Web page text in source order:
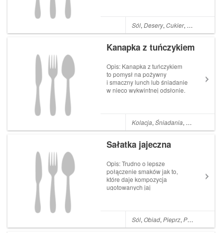
łatwo. Składniki: 1 i ⅓
szklanki mąki 1 łyżeczka
Sól,Desery,Cukier, Mąka
Kanapka z tuńczykiem
Opis: Kanapka z tuńczykiem
to pomysł na pożywny
i smaczny lunch lub śniadanie
w nieco wykwintnej odsłonie.
Składniki: 1 długa bułka
pszenna Kilka listków sałaty 1
Kolacja,Śniadania, Jajka
Sałatka jajeczna
Opis: Trudno o lepsze
połączenie smaków jak to,
które daje kompozycja
ugotowanych jaj
gotowania i smażenia.
Składniki: 5 jajek
Sól,Obiad,Pieprz,Polska